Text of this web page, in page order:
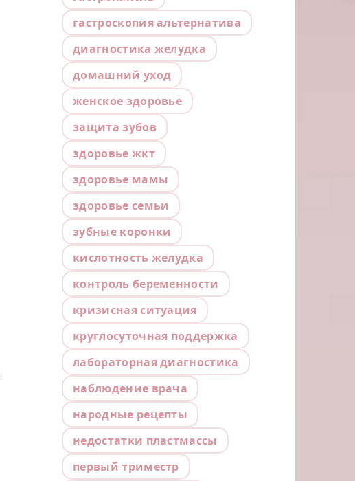
гастроскопия альтернатива
диагностика желудка
домашний уход
женское здоровье
защита зубов
здоровье жкт
здоровье мамы
здоровье семьи
зубные коронки
кислотность желудка
контроль беременности
кризисная ситуация
круглосуточная поддержка
лабораторная диагностика
наблюдение врача
народные рецепты
недостатки пластмассы
первый триместр